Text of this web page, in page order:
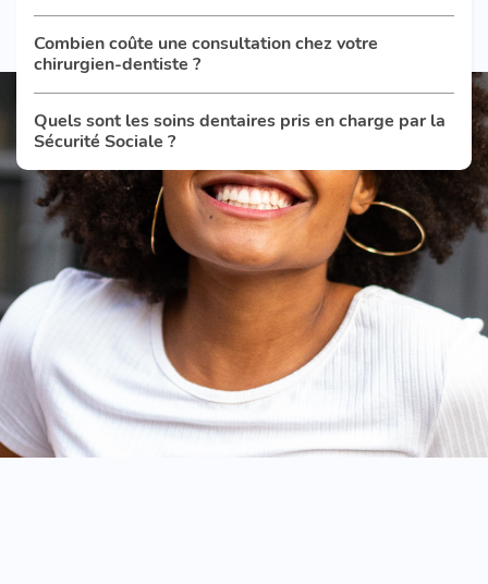
Combien coûte une consultation chez votre
chirurgien-dentiste ?
Quels sont les soins dentaires pris en charge par la
Sécurité Sociale ?